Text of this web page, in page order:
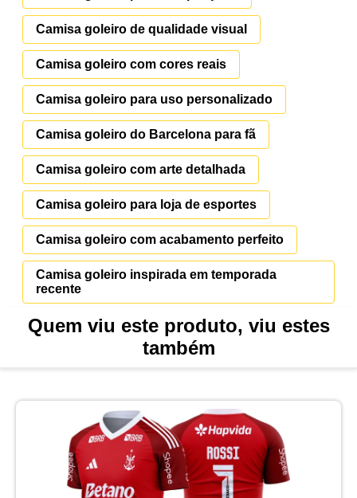
Camisa goleiro de qualidade visual
Camisa goleiro com cores reais
Camisa goleiro para uso personalizado
Camisa goleiro do Barcelona para fã
Camisa goleiro com arte detalhada
Camisa goleiro para loja de esportes
Camisa goleiro com acabamento perfeito
Camisa goleiro inspirada em temporada
recente
Quem viu este produto, viu estes
também